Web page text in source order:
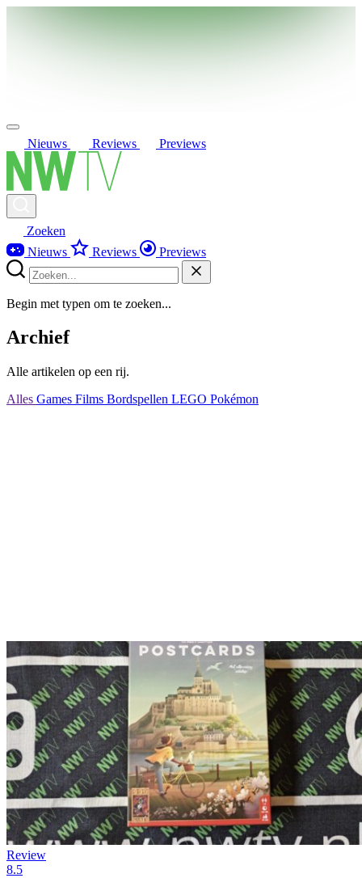
Nieuws Reviews Previews
Zoeken
Nieuws
Reviews Previews
Begin met typen om te zoeken...
Archief
Alle artikelen op een rij.
Alles Games Films Bordspellen LEGO Pokémon
Review
8.5